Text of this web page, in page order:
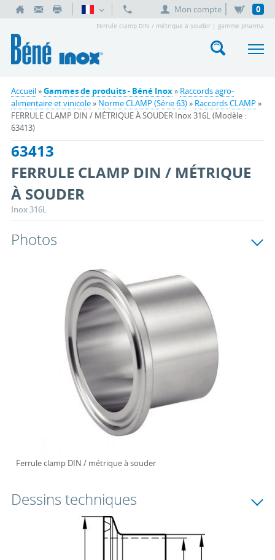
Mon compte 0
Ferrule clamp DIN / métrique à souder | gamme pharma
Accueil»Gammes de produits - Béné Inox» Raccords agro-
alimentaire et vinicole» Norme CLAMP (Série 63)» Raccords CLAMP »
FERRULE CLAMP DIN / MÉTRIQUE À SOUDER Inox 316L (Modèle :
63413)
63413
FERRULE CLAMP DIN / MÉTRIQUE
À SOUDER
Inox 316L
Photos
Ferrule clamp DIN / métrique à souder
Dessins techniques